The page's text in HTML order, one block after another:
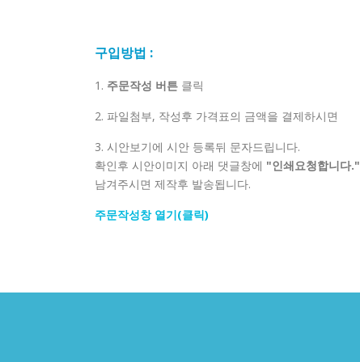
구입방법 :
1. 주문작성 버튼 클릭
2. 파일첨부, 작성후 가격표의 금액을 결제하시면
3. 시안보기에 시안 등록뒤 문자드립니다.
확인후 시안이미지 아래 댓글창에 "인쇄요청합니다."
남겨주시면 제작후 발송됩니다.
주문작성창 열기(클릭)